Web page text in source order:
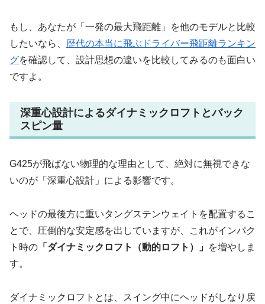
もし、あなたが「一発の最大飛距離」を他のモデルと比較
したいなら、 歴代の本当に飛ぶドライバー飛距離ランキン
グを確認して、設計思想の違いを比較してみるのも面白い
ですよ。
深重心設計によるダイナミックロフトとバック
スピン量
G425が飛ばない物理的な理由として、絶対に無視できな
いのが「深重心設計」による影響です。
ヘッドの最後方に重いタングステンウェイトを配置するこ
とで、圧倒的な安定感を出していますが、これがインパク
ト時の 「ダイナミックロフト（動的ロフト）」 を増やしま
す。
ダイナミックロフトとは、スイング中にヘッドがしなり戻